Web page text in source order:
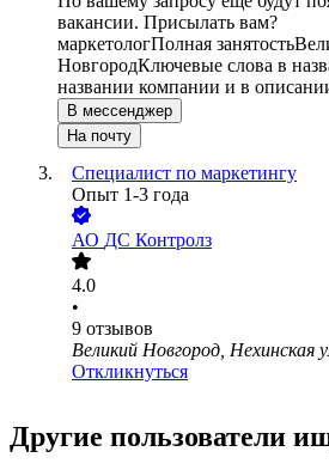
вакансии. Присылать вам?
маркетологПолная занятость
НовгородКлючевые слова в
названии компании и в
В мессенджер
На почту
Специалист по маркетингу
Опыт 1-3 года
АО ДС Контролз
4.0
•
9 отзывов
Великий Новгород, Нехинская
Откликнуться
Другие пользователи